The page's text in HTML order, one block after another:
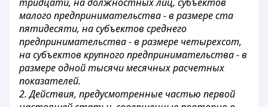
малого предпринимательства - в размере ста
пятидесяти, на субъектов среднего
предпринимательства - в размере четырехсот,
на субъектов крупного предпринимательства - в
размере одной тысячи месячных расчетных
показателей.
2. Действия, предусмотренные частью первой